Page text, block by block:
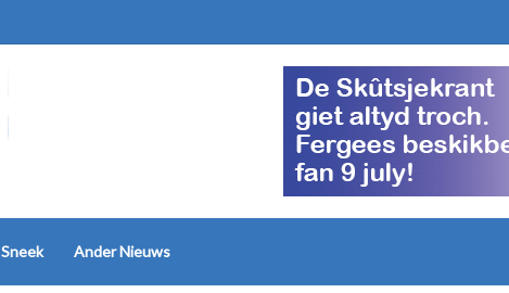
Sneek Ander Nieuws